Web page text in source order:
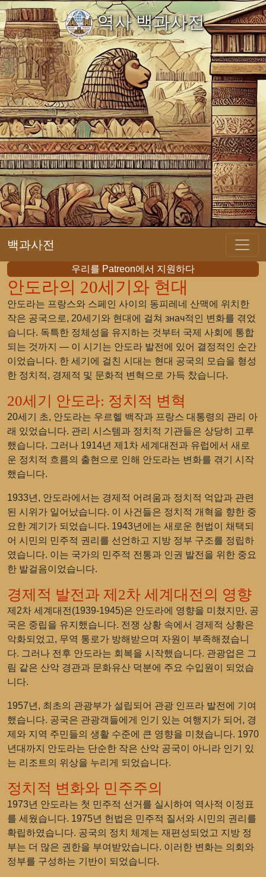
역사 백과사전
백과사전
우리를 Patreon에서 지원하다
안도라의 20세기와 현대
안도라는 프랑스와 스페인 사이의 동피레네 산맥에 위치한
작은 공국으로, 20세기와 현대에 걸쳐 знач적인 변화를 겪었
습니다. 독특한 정체성을 유지하는 것부터 국제 사회에 통합
되는 것까지 — 이 시기는 안도라 발전에 있어 결정적인 순간
이었습니다. 한 세기에 걸친 시대는 현대 공국의 모습을 형성
한 정치적, 경제적 및 문화적 변혁으로 가득 찼습니다.
20세기 안도라: 정치적 변혁
20세기 초, 안도라는 우르헬 백작과 프랑스 대통령의 관리 아
래 있었습니다. 관리 시스템과 정치적 기관들은 상당히 고루
했습니다. 그러나 1914년 제1차 세계대전과 유럽에서 새로
운 정치적 흐름의 출현으로 인해 안도라는 변화를 겪기 시작
했습니다.
1933년, 안도라에서는 경제적 어려움과 정치적 억압과 관련
된 시위가 일어났습니다. 이 사건들은 정치적 개혁을 향한 중
요한 계기가 되었습니다. 1943년에는 새로운 헌법이 채택되
어 시민의 민주적 권리를 선언하고 지방 정부 구조를 정립하
였습니다. 이는 국가의 민주적 전통과 인권 발전을 위한 중요
한 발걸음이었습니다.
경제적 발전과 제2차 세계대전의 영향
제2차 세계대전(1939-1945)은 안도라에 영향을 미쳤지만, 공
국은 중립을 유지했습니다. 전쟁 상황 속에서 경제적 상황은
악화되었고, 무역 통로가 방해받으며 자원이 부족해졌습니
다. 그러나 전후 안도라는 회복을 시작했습니다. 관광업은 그
림 같은 산악 경관과 문화유산 덕분에 주요 수입원이 되었습
니다.
1957년, 최초의 관광부가 설립되어 관광 인프라 발전에 기여
했습니다. 공국은 관광객들에게 인기 있는 여행지가 되어, 경
제와 지역 주민들의 생활 수준에 큰 영향을 미쳤습니다. 1970
년대까지 안도라는 단순한 작은 산악 공국이 아니라 인기 있
는 리조트의 위상을 누리게 되었습니다.
정치적 변화와 민주주의
1973년 안도라는 첫 민주적 선거를 실시하여 역사적 이정표
를 세웠습니다. 1975년 헌법은 민주적 질서와 시민의 권리를
확립하였습니다. 공국의 정치 체계는 재편성되었고 지방 정
부는 더 많은 권한을 부여받았습니다. 이러한 변화는 의회와
정부를 구성하는 기반이 되었습니다.